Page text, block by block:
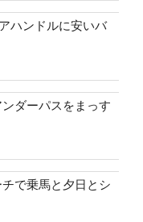
ハンドルに安いバ
ダーパスをまっす
で乗馬と夕日とシ